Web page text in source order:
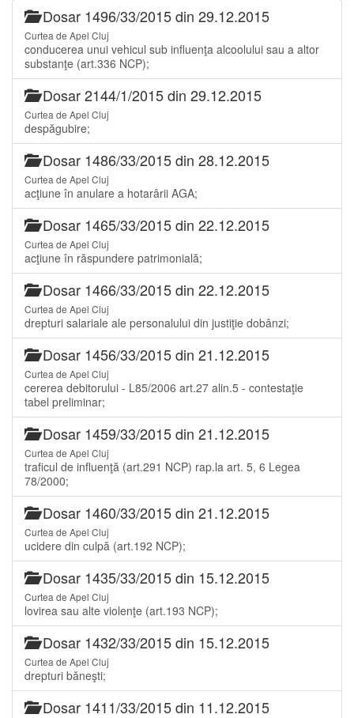
Dosar 1496/33/2015 din 29.12.2015
Curtea de Apel Cluj
conducerea unui vehicul sub influenţa alcoolului sau a altor
substanţe (art.336 NCP);
Dosar 2144/1/2015 din 29.12.2015
Curtea de Apel Cluj
despăgubire;
Dosar 1486/33/2015 din 28.12.2015
Curtea de Apel Cluj
acţiune în anulare a hotarârii AGA;
Dosar 1465/33/2015 din 22.12.2015
Curtea de Apel Cluj
acţiune în răspundere patrimonială;
Dosar 1466/33/2015 din 22.12.2015
Curtea de Apel Cluj
drepturi salariale ale personalului din justiţie dobânzi;
Dosar 1456/33/2015 din 21.12.2015
Curtea de Apel Cluj
cererea debitorului - L85/2006 art.27 alin.5 - contestaţie
tabel preliminar;
Dosar 1459/33/2015 din 21.12.2015
Curtea de Apel Cluj
traficul de influenţă (art.291 NCP) rap.la art. 5, 6 Legea
78/2000;
Dosar 1460/33/2015 din 21.12.2015
Curtea de Apel Cluj
ucidere din culpă (art.192 NCP);
Dosar 1435/33/2015 din 15.12.2015
Curtea de Apel Cluj
lovirea sau alte violenţe (art.193 NCP);
Dosar 1432/33/2015 din 15.12.2015
Curtea de Apel Cluj
drepturi băneşti;
Dosar 1411/33/2015 din 11.12.2015